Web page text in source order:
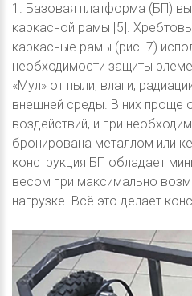
1. Базовая платформа (БП)
каркасной рамы [5].
каркасные рамы (рис. 7)
необходимости защиты
«Мул» от пыли, влаги,
внешней среды. В них проще
воздействий, и при
бронирована металлом или
конструкция БП обладает
весом при максимально
нагрузке. Всё это делает